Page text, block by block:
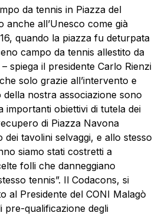
da tennis in Piazza del
anche all’Unesco come già
quando la piazza fu deturpata
campo da tennis allestito da
spiega il presidente Carlo Rienzi
solo grazie all’intervento e
della nostra associazione sono
importanti obiettivi di tutela dei
di Piazza Navona
dei tavolini selvaggi, e allo stesso
siamo stati costretti a
folli che danneggiano
tennis”. Il Codacons, si
al Presidente del CONI Malagò
pre-qualificazione degli